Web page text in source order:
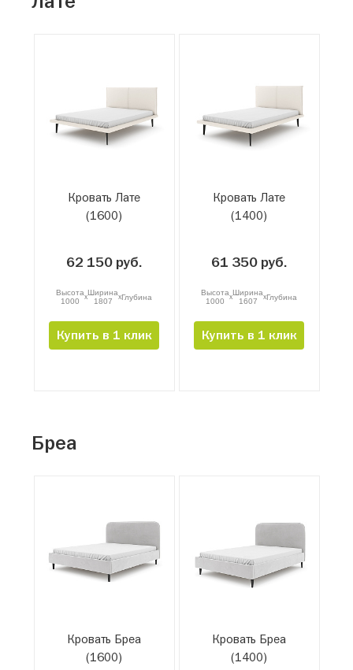
Кровать Лате
(1600)
62 150 руб.
Высота
1000
xШирина
1807
xГлубина
Купить в 1 клик
Кровать Лате
(1400)
61 350 руб.
Высота
1000
xШирина
1607
xГлубина
Купить в 1 клик
Бреа
Кровать Бреа
(1600)
Кровать Бреа
(1400)